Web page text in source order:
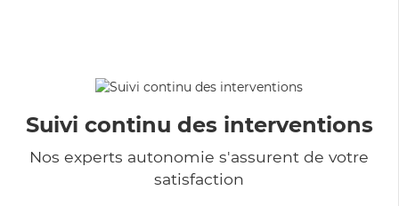
Suivi continu des interventions
Nos experts autonomie s'assurent de votre
satisfaction